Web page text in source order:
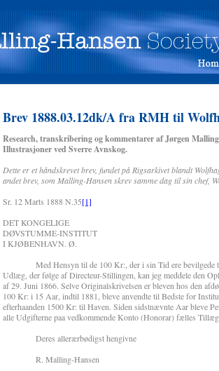
Brev 1888.03.12dk/A fra RMH til
Research, transkribering og kommentarer af Jørgen
Illustrasjoner ved Sverre Avnskog.
Dette er et håndskrevet brev, fundet på Rigsarkivet blandt
andet brev, som Malling-Hansen skrev samme dag til sin chef,
Sr. 12 Marts 1888 N.35[1]
DET KONGELIGE
DØVSTUMME-INSTITUT
I KJØBENHAVN. Ø.
Med Hensyn til de 100 Kr:, der i sin Tid ere bevilgede til
Udlæg, der følge af Directeur-Stillingen, kan jeg meddele den
af 29. Juni 1866. Selve Originalskrivelsen er bleven hos den
100 Kr: i 15 Aar, indtil 1881, bleve anvendte til Bedste for
efterhaanden 1500 Kr: til Haven. Siden sidstnævnte Aar bleve
alle Udgifterne paa vedkommende Konto (Honorar) fælles
Deres allerærbødigst hengivne
R. Malling-Hansen